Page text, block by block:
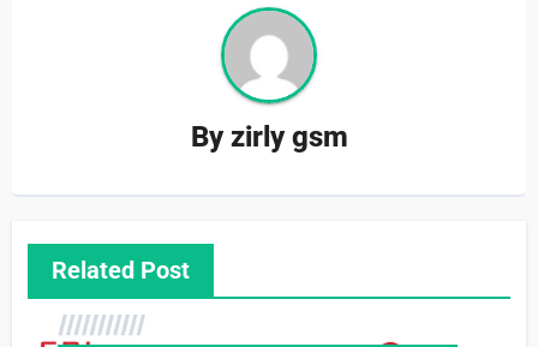
Byzirly gsm
Related Post